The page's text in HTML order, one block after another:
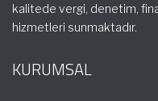
kalitede vergi, denetim,
hizmetleri sunmaktadır.
KURUMSAL